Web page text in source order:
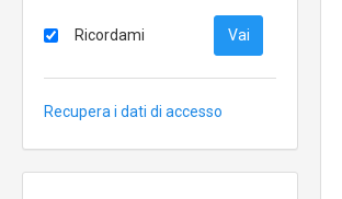
Ricordami
Recupera i dati di accesso